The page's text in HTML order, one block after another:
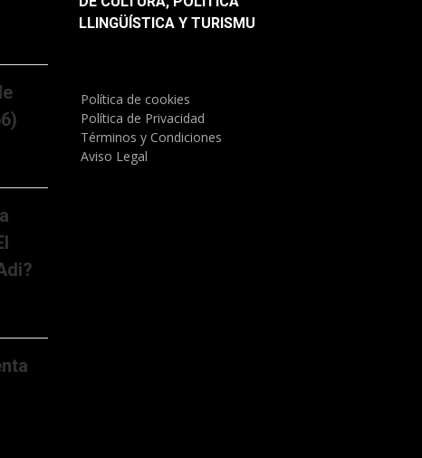
LLINGÜÍSTICA Y TURISMU
Política de cookies
Política de Privacidad
Términos y Condiciones
Aviso Legal